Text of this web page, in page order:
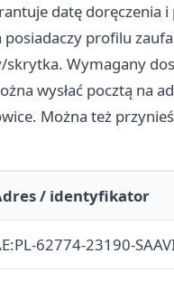
datę doręczenia
profilu
Wymagany
wysłać pocztą na
Można też
/ identyfikator
62774-23190-